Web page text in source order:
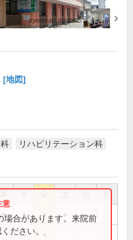
[地図]
リハビリテーション科
祝
● ● ●
●
場合があります。来院前
ださい。